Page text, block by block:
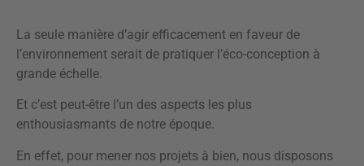
La seule manière d’agir efficacement en faveur de
l’environnement serait de pratiquer l’éco-conception à
grande échelle.
Et c’est peut-être l’un des aspects les plus
enthousiasmants de notre époque.
En effet, pour mener nos projets à bien, nous disposons